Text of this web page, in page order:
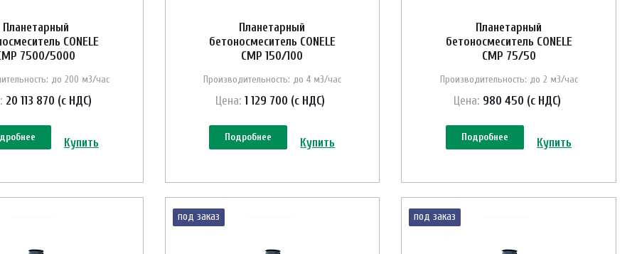
Планетарный
CONELE
7500/5000
до 200 м3/час
20 113 870 (с НДС)
Купить
Планетарный
бетоносмеситель CONELE
CMP 150/100
Производительность: до 4 м3/час
Цена: 1 129 700 (с НДС)
Подробнее Купить
Планетарный
бетоносмеситель CONELE
CMP 75/50
Производительность: до 2 м3/час
Цена: 980 450 (с НДС)
Подробнее Купить
под заказ под заказ